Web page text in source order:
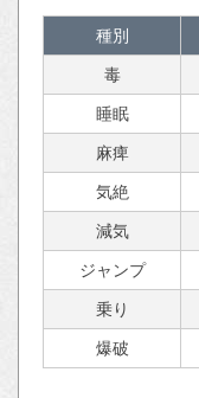
種別
毒
睡眠
麻痺
気絶
減気
ジャンプ
乗り
爆破